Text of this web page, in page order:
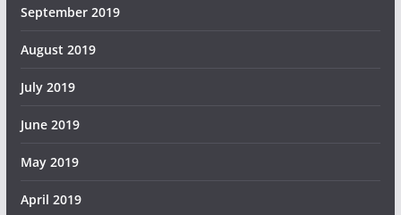
September 2019
August 2019
July 2019
June 2019
May 2019
April 2019